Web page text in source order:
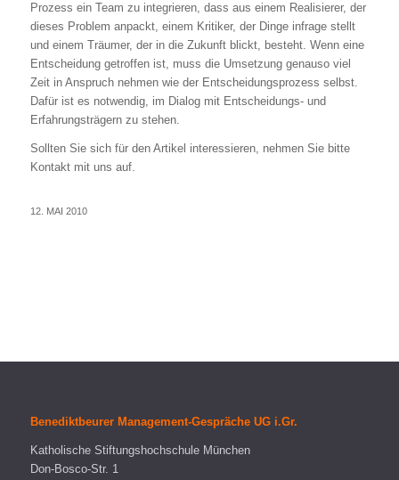
Prozess ein Team zu integrieren, dass aus einem Realisierer, der
dieses Problem anpackt, einem Kritiker, der Dinge infrage stellt
und einem Träumer, der in die Zukunft blickt, besteht. Wenn eine
Entscheidung getroffen ist, muss die Umsetzung genauso viel
Zeit in Anspruch nehmen wie der Entscheidungsprozess selbst.
Dafür ist es notwendig, im Dialog mit Entscheidungs- und
Erfahrungsträgern zu stehen.
Sollten Sie sich für den Artikel interessieren, nehmen Sie bitte
Kontakt mit uns auf.
12. MAI 2010
Benediktbeurer Management-Gespräche UG i.Gr.
Katholische Stiftungshochschule München
Don-Bosco-Str. 1